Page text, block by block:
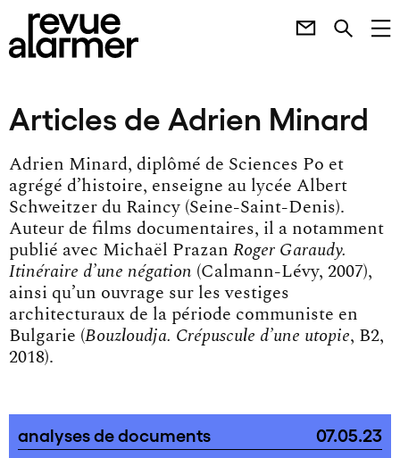
Articles de Adrien Minard
Adrien Minard, diplômé de Sciences Po et
agrégé d’histoire, enseigne au lycée Albert
Schweitzer du Raincy (Seine-Saint-Denis).
Auteur de films documentaires, il a notamment
publié avec Michaël Prazan Roger Garaudy.
Itinéraire d’une négation (Calmann-Lévy, 2007),
ainsi qu’un ouvrage sur les vestiges
architecturaux de la période communiste en
Bulgarie (Bouzloudja. Crépuscule d’une utopie, B2,
2018).
analyses de documents 07.05.23